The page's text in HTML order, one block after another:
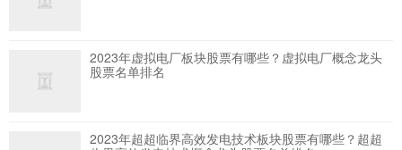
2023年虚拟电厂板块股票有哪些？虚拟电厂概念龙头
股票名单排名
2023年超超临界高效发电技术板块股票有哪些？超超